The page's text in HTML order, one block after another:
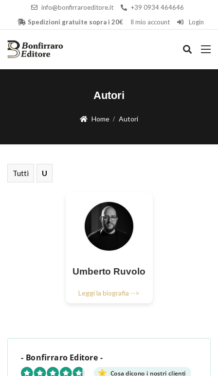
info@bonfirraroeditore.it
+39 0934 464646
Spedizioni gratuite sopra i 20€
Il mio account Login
Autori
Home Autori
Tutti U
Umberto Ruvolo
Leggi la biografia -->
- Bonfirraro Editore -
Cosa dicono i nostri clienti